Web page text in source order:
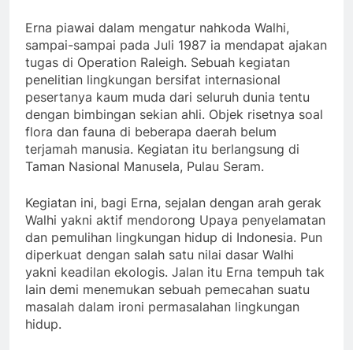
Erna piawai dalam mengatur nahkoda Walhi,
sampai-sampai pada Juli 1987 ia mendapat ajakan
tugas di Operation Raleigh. Sebuah kegiatan
penelitian lingkungan bersifat internasional
pesertanya kaum muda dari seluruh dunia tentu
dengan bimbingan sekian ahli. Objek risetnya soal
flora dan fauna di beberapa daerah belum
terjamah manusia. Kegiatan itu berlangsung di
Taman Nasional Manusela, Pulau Seram.
Kegiatan ini, bagi Erna, sejalan dengan arah gerak
Walhi yakni aktif mendorong Upaya penyelamatan
dan pemulihan lingkungan hidup di Indonesia. Pun
diperkuat dengan salah satu nilai dasar Walhi
yakni keadilan ekologis. Jalan itu Erna tempuh tak
lain demi menemukan sebuah pemecahan suatu
masalah dalam ironi permasalahan lingkungan
hidup.